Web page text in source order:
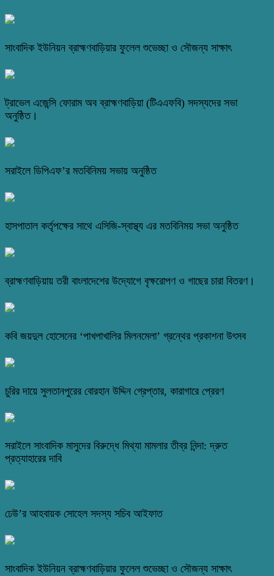
সাংবাদিক ইউনিয়ন ব্রাহ্মণবাড়িয়ার ফুলেল শুভেচ্ছা ও সৌজন্য সাক্ষাৎ
ট্রাভেল এজেন্সি ফোরাম অব ব্রাহ্মণবাড়িয়া (টিএএফবি) সদস্যদের সভা
অনুষ্ঠিত।
সরাইলে ডিপিএফ’র মতবিনিময় সভায় অনুষ্ঠিত
হাসপাতাল কর্তৃপক্ষের সাথে এসিজি-স্বাস্থ্য এর মতবিনিময় সভা অনুষ্ঠিত
ব্রাহ্মণবাড়িয়ায় তরী বাংলাদেশের উদ্যোগে বৃক্ষরোপণ ও গাছের চারা বিতরণ।
কবি জয়দুল হোসেনের ‘পাখপাখালির মিলনমেলা’ গ্রন্থের প্রকাশনা উৎসব
চুরির দায়ে সুলতানপুরের বোরহান উদ্দিন গ্রেপ্তার, কারাগারে প্রেরণ
সরাইলে সাংবাদিক মাসুদের বিরুদ্ধে মিথ্যা মামলার তীব্র নিন্দা: দ্রুত
প্রত্যাহারের দাবি
ঢেউ’র আহবায়ক সোহেল সদস্য সচিব আইফাত
সাংবাদিক ইউনিয়ন ব্রাহ্মণবাড়িয়ার ফুলেল শুভেচ্ছা ও সৌজন্য সাক্ষাৎ